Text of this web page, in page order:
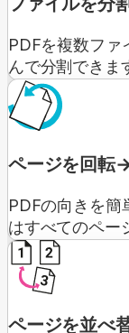
PDFを複数ファ
んで分割できま
ページを回転
PDFの向きを簡
はすべてのペー
ページを並べ